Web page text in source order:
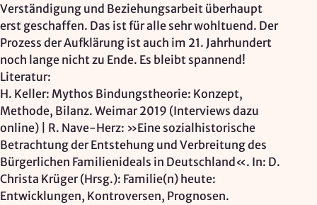
Verständigung und Beziehungsarbeit überhaupt
erst geschaffen. Das ist für alle sehr wohltuend. Der
Prozess der Aufklärung ist auch im 21. Jahrhundert
noch lange nicht zu Ende. Es bleibt spannend!
Literatur:
H. Keller: Mythos Bindungstheorie: Konzept,
Methode, Bilanz. Weimar 2019 (Interviews dazu
online) | R. Nave-Herz: »Eine sozialhistorische
Betrachtung der Entstehung und Verbreitung des
Bürgerlichen Familienideals in Deutschland«. In: D.
Christa Krüger (Hrsg.): Familie(n) heute:
Entwicklungen, Kontroversen, Prognosen.